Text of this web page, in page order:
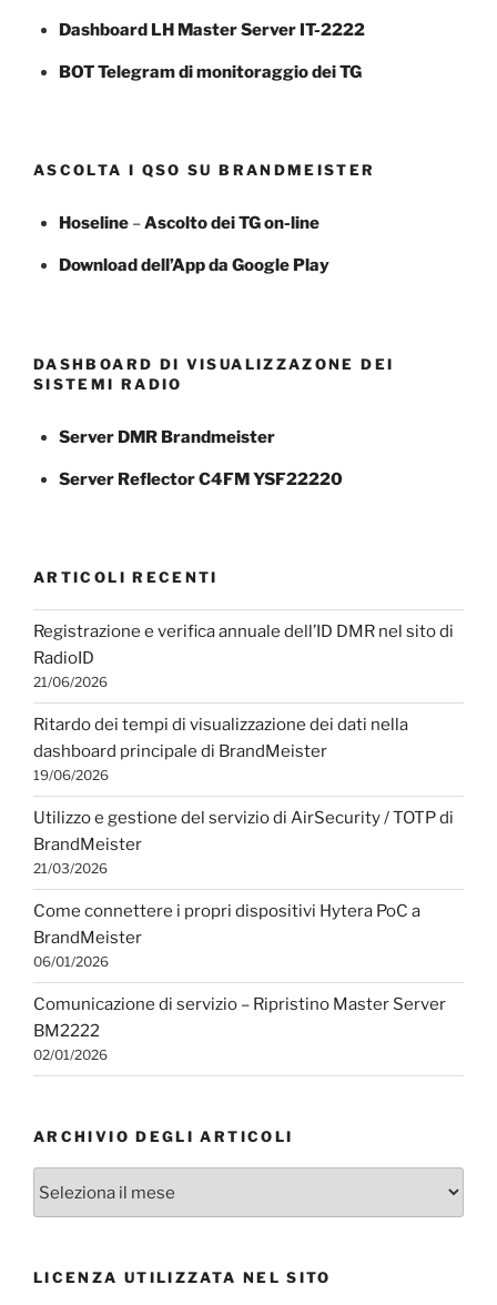
Dashboard LH Master Server IT-2222
BOT Telegram di monitoraggio dei TG
ASCOLTA I QSO SU BRANDMEISTER
Hoseline–Ascolto dei TGon-line
Download dell’App da Google Play
DASHBOARD DI VISUALIZZAZONE DEI
SISTEMI RADIO
Server DMR Brandmeister
Server Reflector C4FM YSF22220
ARTICOLI RECENTI
Registrazione e verifica annuale dell’ID DMR nel sito di
RadioID
21/06/2026
Ritardo dei tempi di visualizzazione dei dati nella
dashboard principale di BrandMeister
19/06/2026
Utilizzo e gestione del servizio di AirSecurity / TOTP di
BrandMeister
21/03/2026
Come connettere i propri dispositivi Hytera PoC a
BrandMeister
06/01/2026
Comunicazione di servizio – Ripristino Master Server
BM2222
02/01/2026
ARCHIVIO DEGLI ARTICOLI
LICENZA UTILIZZATA NEL SITO